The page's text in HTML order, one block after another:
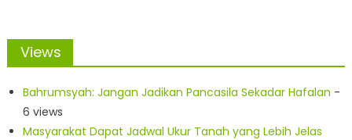
Views
Bahrumsyah: Jangan Jadikan Pancasila Sekadar Hafalan -
6 views
Masyarakat Dapat Jadwal Ukur Tanah yang Lebih Jelas